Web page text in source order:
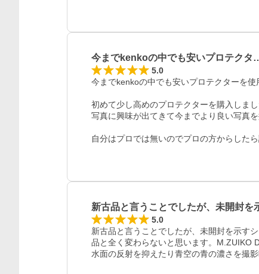
今までkenkoの中でも安いプロテクタ
5.0
今までkenkoの中でも安いプロテクターを使
初めて少し高めのプロテクターを購入しま
写真に興味が出てきて今までより良い写真
自分はプロでは無いのでプロの方からした
新古品と言うことでしたが、未開封を
5.0
新古品と言うことでしたが、未開封を示す
品と全く変わらないと思います。M.ZUIKO
水面の反射を抑えたり青空の青の濃さを撮